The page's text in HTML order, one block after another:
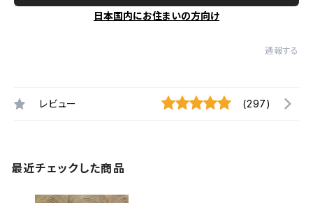
日本国内にお住まいの方向け
通報する
レビュー (297)
最近チェックした商品